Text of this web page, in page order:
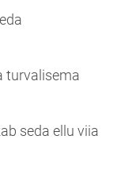
turvalisema
seda ellu viia